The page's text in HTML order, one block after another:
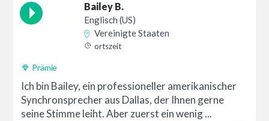
Bailey B.
Englisch (US)
Vereinigte Staaten
ortszeit
Prämie
Ich bin Bailey, ein professioneller amerikanischer
Synchronsprecher aus Dallas, der Ihnen gerne
seine Stimme leiht. Aber zuerst ein wenig ...